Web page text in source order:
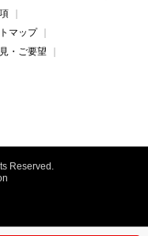
マップ
・ご要望
Reserved.